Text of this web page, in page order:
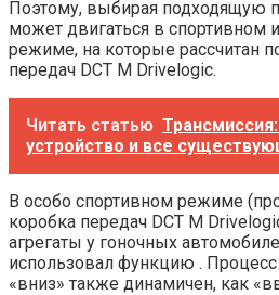
Поэтому, выбирая подходящую
может двигаться в спортивном
режиме, на которые рассчитан
передач DCT М Drivelogic.
Читать статью
устройство и все
В особо спортивном режиме
коробка передач DCT М
агрегаты у гоночных
использовал функцию .
«вниз» также динамичен, как